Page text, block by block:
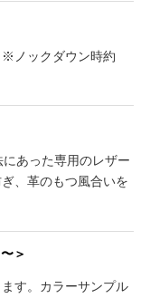
※ノックダウン時約
あった専用のレザー
、革のもつ風合いを
＞
す。カラーサンプル